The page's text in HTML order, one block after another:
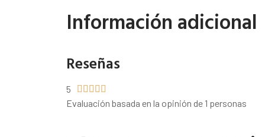
Información adicional
Reseñas
5     
Evaluación basada en la opinión de 1 personas